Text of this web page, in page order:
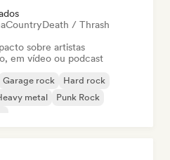
CountryDeath / Thrash
sobre artistas
em vídeo ou podcast
Garage rock
Hard rock
metal
Punk Rock